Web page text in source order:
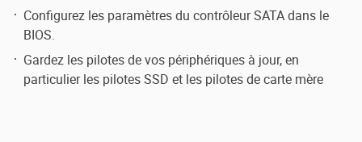
Configurez les paramètres du contrôleur SATA dans le
BIOS.
Gardez les pilotes de vos périphériques à jour, en
particulier les pilotes SSD et les pilotes de carte mère